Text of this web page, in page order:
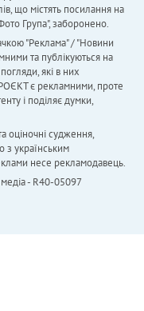
що містять посилання на
Група", заборонено.
"Реклама" / "Новини
та публікуються на
які в них
є рекламними, проте
і поділяє думки,
оціночні судження,
з українським
несе рекламодавець.
медіа - R40-05097